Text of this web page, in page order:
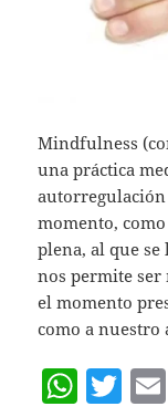
Mindfulness
una práctica
momento,
plena, al que se
nos permite ser
el momento
como a nuestro
W T